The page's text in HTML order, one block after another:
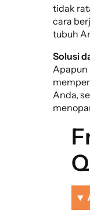
tidak
cara
tubuh
Solusi
Apapun
Anda,